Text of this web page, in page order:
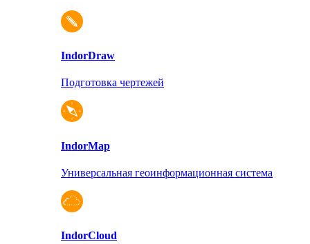
IndorDraw
Подготовка чертежей
IndorMap
Универсальная геоинформационная система
IndorCloud